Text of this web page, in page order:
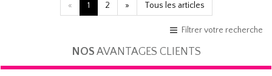
« 1 2 » Tous les articles
Filtrer votre recherche
NOS AVANTAGES CLIENTS